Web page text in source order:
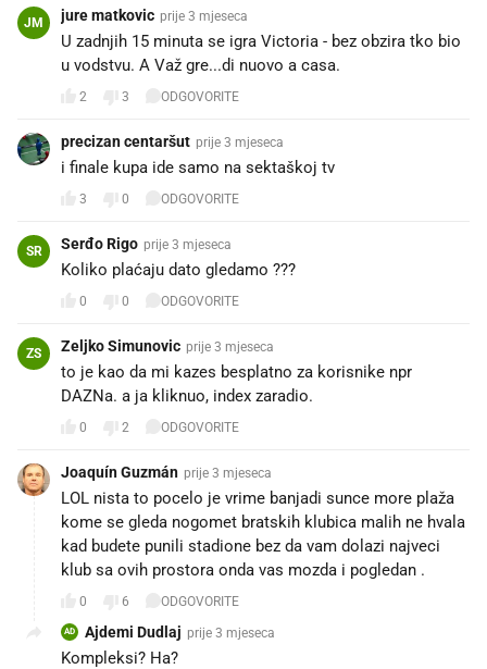
JM jure matkovic prije 3 mjeseca
U zadnjih 15 minuta se igra Victoria - bez obzira tko bio
u vodstvu. A Važ gre...di nuovo a casa.
2 3 ODGOVORITE
precizan centaršut prije 3 mjeseca
i finale kupa ide samo na sektaškoj tv
3 0 ODGOVORITE
SR Serđo Rigo prije 3 mjeseca
Koliko plaćaju dato gledamo ???
0 0 ODGOVORITE
ZS Zeljko Simunovic prije 3 mjeseca
to je kao da mi kazes besplatno za korisnike npr
DAZNa. a ja kliknuo, index zaradio.
0 2 ODGOVORITE
Joaquín Guzmán prije 3 mjeseca
LOL nista to pocelo je vrime banjadi sunce more plaža
kome se gleda nogomet bratskih klubica malih ne hvala
kad budete punili stadione bez da vam dolazi najveci
klub sa ovih prostora onda vas mozda i pogledan .
0 6 ODGOVORITE
AD Ajdemi Dudlaj prije 3 mjeseca
Kompleksi? Ha?